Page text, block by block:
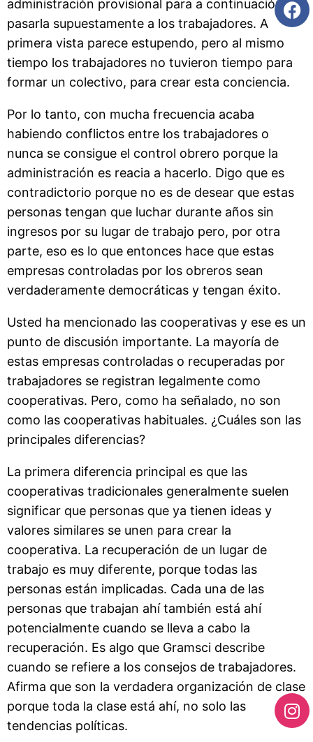
administración provisional para a continuación
pasarla supuestamente a los trabajadores. A
primera vista parece estupendo, pero al mismo
tiempo los trabajadores no tuvieron tiempo para
formar un colectivo, para crear esta conciencia.
Por lo tanto, con mucha frecuencia acaba
habiendo conflictos entre los trabajadores o
nunca se consigue el control obrero porque la
administración es reacia a hacerlo. Digo que es
contradictorio porque no es de desear que estas
personas tengan que luchar durante años sin
ingresos por su lugar de trabajo pero, por otra
parte, eso es lo que entonces hace que estas
empresas controladas por los obreros sean
verdaderamente democráticas y tengan éxito.
Usted ha mencionado las cooperativas y ese es un
punto de discusión importante. La mayoría de
estas empresas controladas o recuperadas por
trabajadores se registran legalmente como
cooperativas. Pero, como ha señalado, no son
como las cooperativas habituales. ¿Cuáles son las
principales diferencias?
La primera diferencia principal es que las
cooperativas tradicionales generalmente suelen
significar que personas que ya tienen ideas y
valores similares se unen para crear la
cooperativa. La recuperación de un lugar de
trabajo es muy diferente, porque todas las
personas están implicadas. Cada una de las
personas que trabajan ahí también está ahí
potencialmente cuando se lleva a cabo la
recuperación. Es algo que Gramsci describe
cuando se refiere a los consejos de trabajadores.
Afirma que son la verdadera organización de clase
porque toda la clase está ahí, no solo las
tendencias políticas.